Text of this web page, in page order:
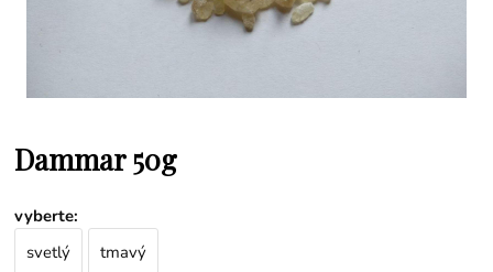
Dammar 50g
vyberte:
svetlý
tmavý